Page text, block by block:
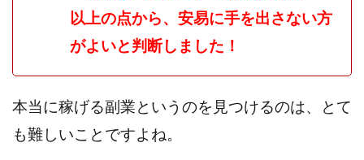
以上の点から、安易に手を出さない方
がよいと判断しました！
本当に稼げる副業というのを見つけるのは、とて
も難しいことですよね。